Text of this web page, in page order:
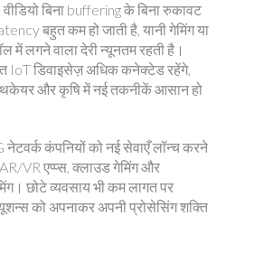
बिना buffering के बिना रुकावट
बहुत कम हो जाती है, यानी गेमिंग या
में लगने वाला देरी न्यूनतम रहती है।
IoT डिवाइसेज़ अधिक कनेक्टेड रहेंगे,
और कृषि में नई तकनीकें आसान हो
कंपनियों को नई सेवाएँ लॉन्च करने
VR एप्प्स, क्लाउड गेमिंग और
छोटे व्यवसाय भी कम लागत पर
को अपनाकर अपनी प्रोसेसिंग शक्ति